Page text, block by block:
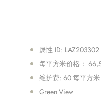
属性 ID: LAZ203302
每平方米价格：
维护费: 60 每平方米
Green View